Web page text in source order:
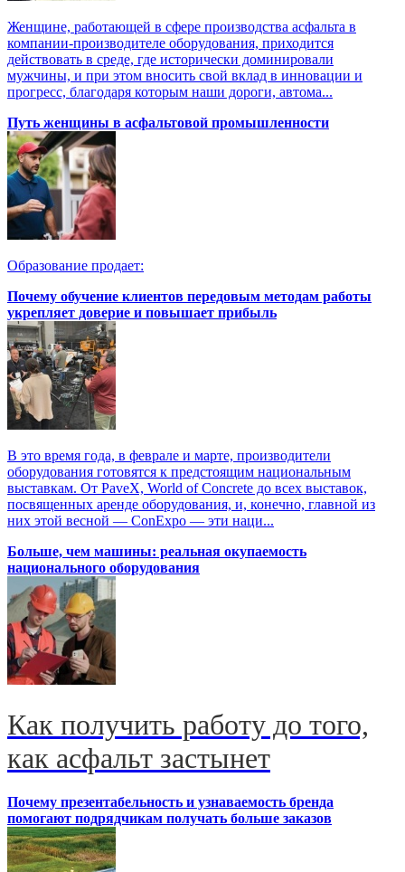
Женщине, работающей в сфере производства асфальта в
компании-производителе оборудования, приходится
действовать в среде, где исторически доминировали
мужчины, и при этом вносить свой вклад в инновации и
прогресс, благодаря которым наши дороги, автома...
Путь женщины в асфальтовой промышленности
Образование продает:
Почему обучение клиентов передовым методам работы
укрепляет доверие и повышает прибыль
В это время года, в феврале и марте, производители
оборудования готовятся к предстоящим национальным
выставкам. От PaveX, World of Concrete до всех выставок,
посвященных аренде оборудования, и, конечно, главной из
них этой весной — ConExpo — эти наци...
Больше, чем машины: реальная окупаемость
национального оборудования
Как получить работу до того,
как асфальт застынет
Почему презентабельность и узнаваемость бренда
помогают подрядчикам получать больше заказов